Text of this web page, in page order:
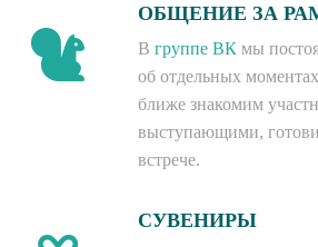
ОБЩЕНИЕ ЗА
В группе ВКмы
об отдельных
ближе знакомим
выступающими,
встрече.
СУВЕНИРЫ